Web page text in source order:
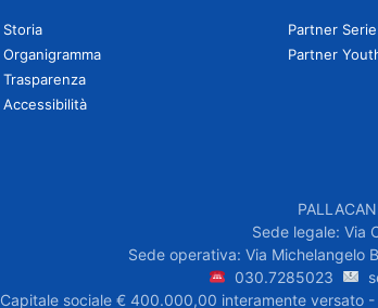
Storia
Organigramma
Trasparenza
Accessibilità
Partner
Partner
Sede legale: Via
Sede operativa: Via Michelangelo
030.7285023
Capitale sociale € 400.000,00 interamente versato